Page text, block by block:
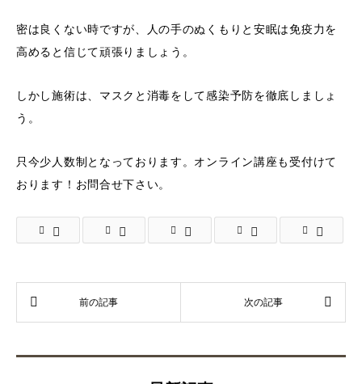
密は良くない時ですが、人の手のぬくもりと安眠は免疫力を
高めると信じて頑張りましょう。
しかし施術は、マスクと消毒をして感染予防を徹底しましょ
う。
只今少人数制となっております。オンライン講座も受付けて
おります！お問合せ下さい。